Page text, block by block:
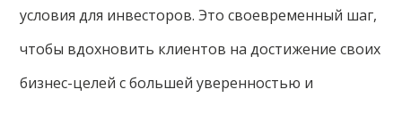
условия для инвесторов. Это своевременный шаг,
чтобы вдохновить клиентов на достижение своих
бизнес-целей с большей уверенностью и